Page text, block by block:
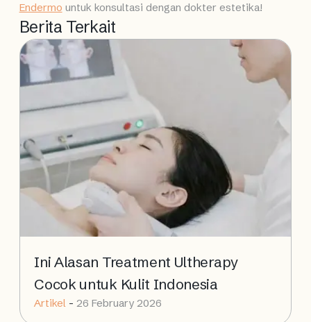
Endermo untuk konsultasi dengan dokter estetika!
Berita Terkait
Ini Alasan Treatment Ultherapy
Cocok untuk Kulit Indonesia
Artikel - 26 February 2026